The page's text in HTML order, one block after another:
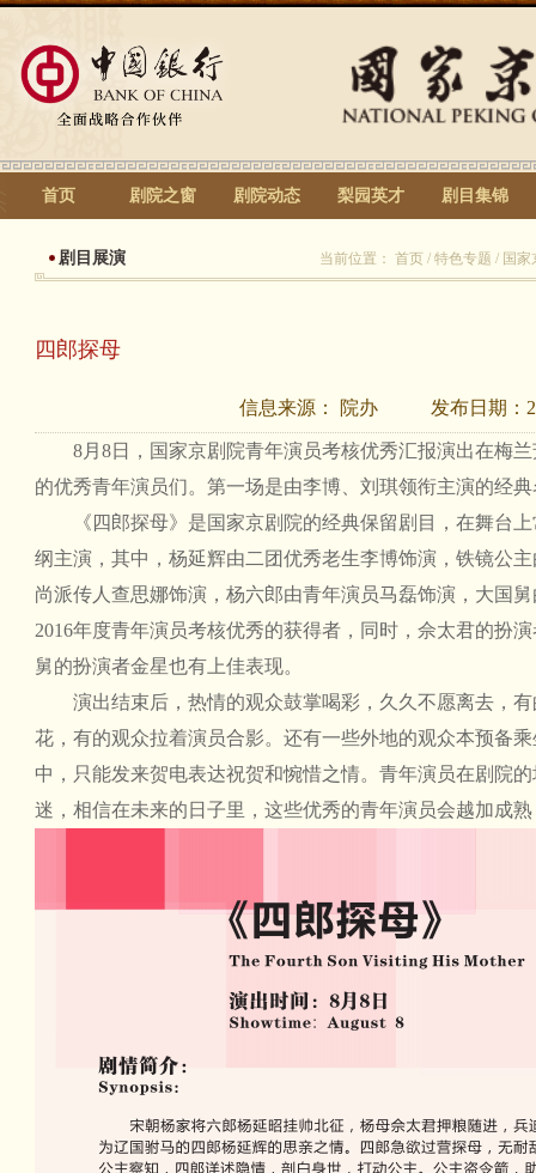
首页 剧院之窗 剧院动态 梨园英才 剧目集锦
剧目展演 当前位置： 首页 / 特色专题 / 国家
四郎探母
信息来源： 院办 发布日期：
8月8日，国家京剧院青年演员考核优秀汇报演出在梅兰
的优秀青年演员们。第一场是由李博、刘琪领衔主演的经
《四郎探母》是国家京剧院的经典保留剧目，在舞台上
纲主演，其中，杨延辉由二团优秀老生李博饰演，铁镜公
尚派传人查思娜饰演，杨六郎由青年演员马磊饰演，大国
2016年度青年演员考核优秀的获得者，同时，佘太君的扮
舅的扮演者金星也有上佳表现。
演出结束后，热情的观众鼓掌喝彩，久久不愿离去，有
花，有的观众拉着演员合影。还有一些外地的观众本预备
中，只能发来贺电表达祝贺和惋惜之情。青年演员在剧院
迷，相信在未来的日子里，这些优秀的青年演员会越加成